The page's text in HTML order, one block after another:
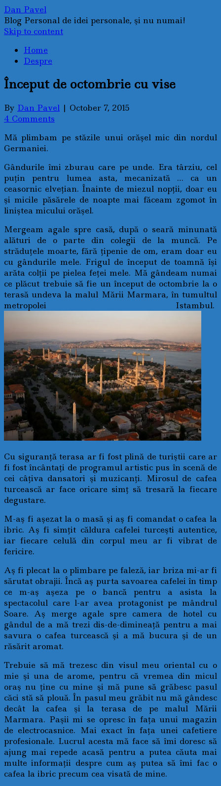
Dan Pavel
Blog Personal de idei personale, şi nu numai!
Skip to content
Home
Despre
Început de octombrie cu vise
By Dan Pavel | October 7, 2015
4 Comments
Mă plimbam pe stăzile unui orăşel mic din nordul
Germaniei.
Gândurile îmi zburau care pe unde. Era târziu, cel
puţin pentru lumea asta, mecanizată … ca un
ceasornic elveţian. Înainte de miezul nopţii, doar eu
şi micile păsărele de noapte mai făceam zgomot în
liniştea micului orăşel.
Mergeam agale spre casă, după o seară minunată
alături de o parte din colegii de la muncă. Pe
străduţele moarte, fără ţipenie de om, eram doar eu
cu gândurile mele. Frigul de început de toamnă îşi
arăta colţii pe pielea feţei mele. Mă gândeam numai
ce plăcut trebuie să fie un început de octombrie la o
terasă undeva la malul Mării Marmara, în tumultul
metropolei Istambul.
Cu siguranţă terasa ar fi fost plină de turiştii care ar
fi fost încântaţi de programul artistic pus în scenă de
cei câţiva dansatori şi muzicanţi. Mirosul de cafea
turcească ar face oricare simţ să tresară la fiecare
degustare.
M-aş fi aşezat la o masă şi aş fi comandat o cafea la
ibric. Aş fi simţit căldura cafelei turceşti autentice,
iar fiecare celulă din corpul meu ar fi vibrat de
fericire.
Aş fi plecat la o plimbare pe faleză, iar briza mi-ar fi
sărutat obrajii. Încă aş purta savoarea cafelei în timp
ce m-aş aşeza pe o bancă pentru a asista la
spectacolul care l-ar avea protagonist pe mândrul
Soare. Aş merge agale spre camera de hotel cu
gândul de a mă trezi dis-de-dimineaţă pentru a mai
savura o cafea turcească şi a mă bucura şi de un
răsărit aromat.
Trebuie să mă trezesc din visul meu oriental cu o
mie şi una de arome, pentru că vremea din micul
oraş nu ţine cu mine şi mă pune să grăbesc pasul
căci stă să plouă. În pasul meu grăbit nu mă gândesc
decât la cafea şi la terasa de pe malul Mării
Marmara. Paşii mi se opresc în faţa unui magazin
de electrocasnice. Mai exact în faţa unei cafetiere
profesionale. Lucrul acesta mă face să îmi doresc să
ajung mai repede acasă pentru a putea căuta mai
multe informaţii despre cum aş putea să îmi fac o
cafea la ibric precum cea visată de mine.